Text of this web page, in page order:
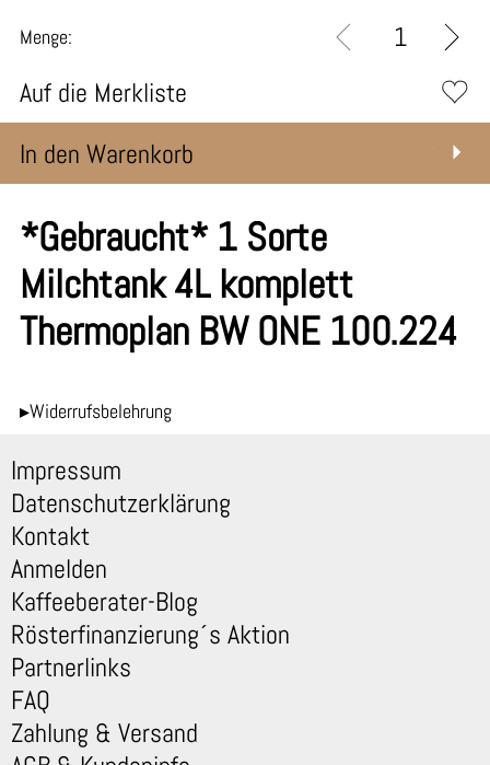
Menge:
Auf die Merkliste
In den Warenkorb
*Gebraucht* 1 Sorte
Milchtank 4L komplett
Thermoplan BW ONE 100.224
▸Widerrufsbelehrung
Impressum
Datenschutzerklärung
Kontakt
Anmelden
Kaffeeberater-Blog
Rösterfinanzierung´s Aktion
Partnerlinks
FAQ
Zahlung & Versand